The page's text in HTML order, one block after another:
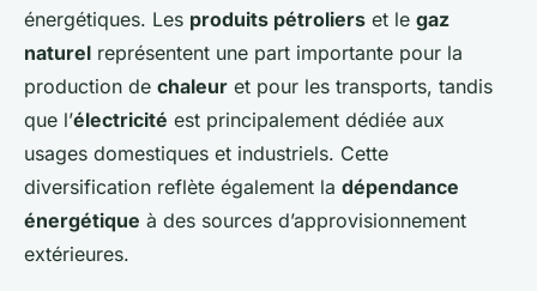
énergétiques. Les produits pétroliers et le gaz
naturel représentent une part importante pour la
production de chaleur et pour les transports, tandis
que l’électricité est principalement dédiée aux
usages domestiques et industriels. Cette
diversification reflète également la dépendance
énergétique à des sources d’approvisionnement
extérieures.